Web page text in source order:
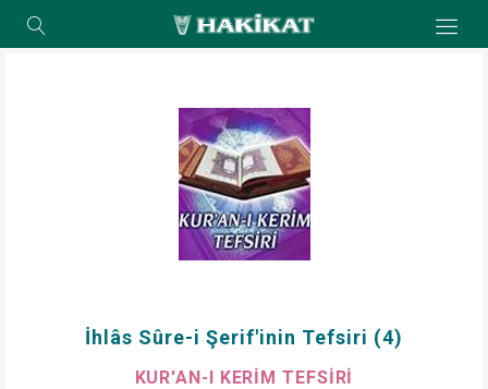
İhlâs Sûre-i Şerif'inin Tefsiri (4)
KUR'AN-I KERİM TEFSİRİ